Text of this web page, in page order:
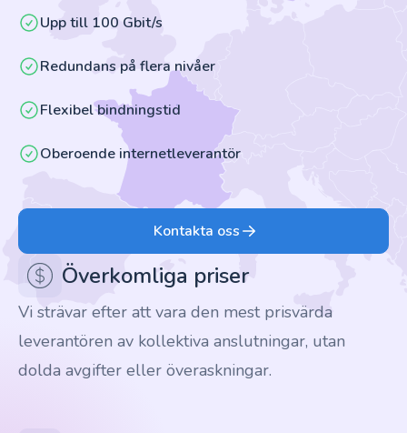
Upp till 100 Gbit/s
Redundans på flera nivåer
Flexibel bindningstid
Oberoende internetleverantör
Kontakta oss
Överkomliga priser
Vi strävar efter att vara den mest prisvärda
leverantören av kollektiva anslutningar, utan
dolda avgifter eller överaskningar.